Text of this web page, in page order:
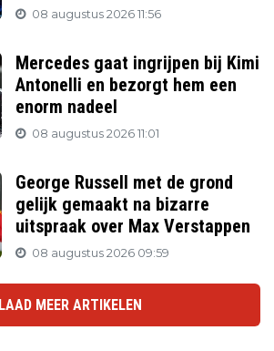
08 augustus 2026 11:56
Mercedes gaat ingrijpen bij Kimi
Antonelli en bezorgt hem een
enorm nadeel
08 augustus 2026 11:01
George Russell met de grond
gelijk gemaakt na bizarre
uitspraak over Max Verstappen
08 augustus 2026 09:59
LAAD MEER ARTIKELEN